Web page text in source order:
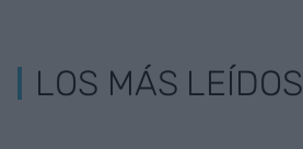
LOS MÁS LEÍDOS